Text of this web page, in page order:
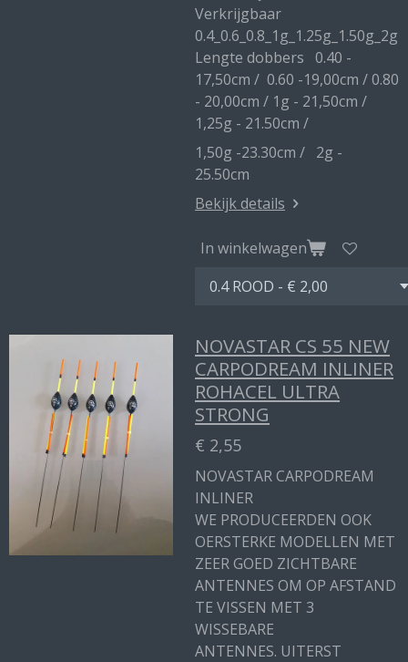
Verkrijgbaar
0.4_0.6_0.8_1g_1.25g_1.50g_2g
Lengte dobbers 0.40 -
17,50cm / 0.60 -19,00cm / 0.80
- 20,00cm / 1g - 21,50cm /
1,25g - 21.50cm /
1,50g -23.30cm / 2g -
25.50cm
Bekijk details
In winkelwagen
NOVASTAR CS 55 NEW
CARPODREAM INLINER
ROHACEL ULTRA
STRONG
€ 2,55
NOVASTAR CARPODREAM
INLINER
WE PRODUCEERDEN OOK
OERSTERKE MODELLEN MET
ZEER GOED ZICHTBARE
ANTENNES OM OP AFSTAND
TE VISSEN MET 3
WISSEBARE
ANTENNES. UITERST